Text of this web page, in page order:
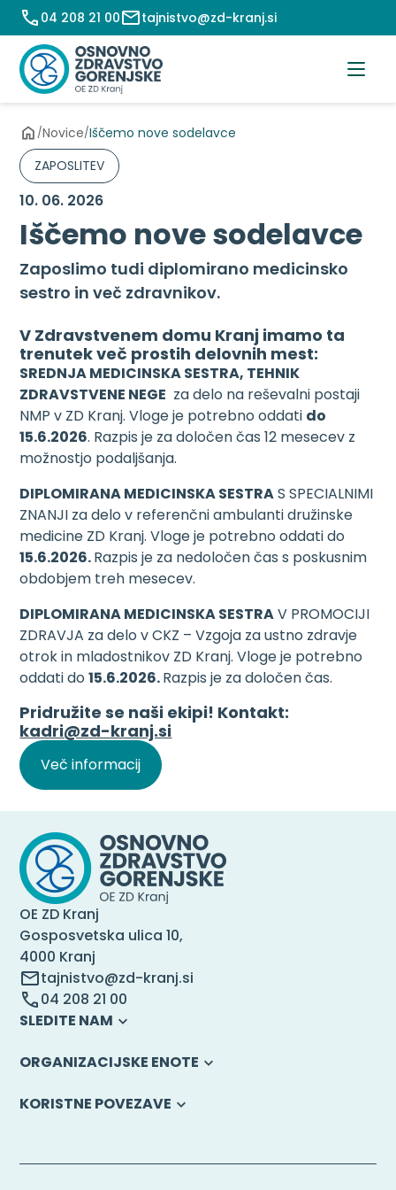
Preskoči
na
vsebino
04 208 21 00 tajnistvo@zd-kranj.si
/Novice/Iščemo nove sodelavce
ZAPOSLITEV
10. 06. 2026
Iščemo nove sodelavce
Zaposlimo tudi diplomirano medicinsko
sestro in več zdravnikov.
V Zdravstvenem domu Kranj imamo ta
trenutek več prostih delovnih mest:
SREDNJA MEDICINSKA SESTRA, TEHNIK
ZDRAVSTVENE NEGE za delo na reševalni postaji
NMP v ZD Kranj. Vloge je potrebno oddati do
15.6.2026. Razpis je za določen čas 12 mesecev z
možnostjo podaljšanja.
DIPLOMIRANA MEDICINSKA SESTRAS SPECIALNIMI
ZNANJI za delo v referenčni ambulanti družinske
medicine ZD Kranj. Vloge je potrebno oddati do
15.6.2026.Razpis je za nedoločen čas s poskusnim
obdobjem treh mesecev.
DIPLOMIRANA MEDICINSKA SESTRAV PROMOCIJI
ZDRAVJA za delo v CKZ – Vzgoja za ustno zdravje
otrok in mladostnikov ZD Kranj. Vloge je potrebno
oddati do15.6.2026.Razpis je za določen čas.
Pridružite se naši ekipi! Kontakt:
kadri@zd-kranj.si
Več informacij
OE ZD Kranj
Gosposvetska ulica 10,
4000 Kranj
tajnistvo@zd-kranj.si
04 208 21 00
SLEDITE NAM
ORGANIZACIJSKE ENOTE
KORISTNE POVEZAVE